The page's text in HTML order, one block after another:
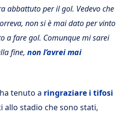
abbattuto per il gol. Vedevo che
non si è mai dato per vinto
a fare gol. Comunque mi sarei
fine, non l’avrei mai
tenuto a ringraziare i tifosi
allo stadio che sono stati,